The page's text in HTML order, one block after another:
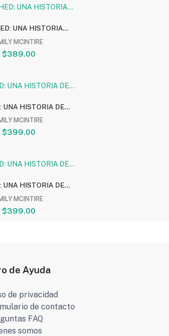
UNA HISTORIA...
MCINTIRE
$389.00
UNA HISTORIA DE...
MCINTIRE
$399.00
UNA HISTORIA DE...
MCINTIRE
$399.00
de Ayuda
de privacidad
de contacto
FAQ
somos